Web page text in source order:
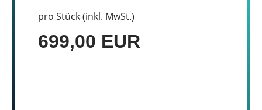
pro Stück (inkl. MwSt.)
699,00 EUR